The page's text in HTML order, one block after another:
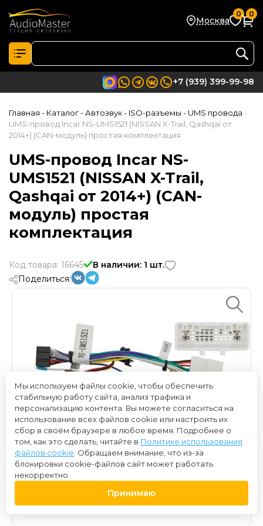
Москва
0 0
+7 (939) 399-99-98
Главная - Каталог- Автозвук- ISO-разъемы - UMS провода -
UMS-провод Incar NS-UMS1521 (NISSAN X-Trail, Qashqai от
2014+) (CAN-модуль) простая комплектация
UMS-провод Incar NS-
UMS1521 (NISSAN X-Trail,
Qashqai от 2014+) (CAN-
модуль) простая
комплектация
Код товара: 16645
В наличии: 1 шт.
Поделиться:
Мы используем файлы cookie, чтобы обеспечить
стабильную работу сайта, анализ трафика и
персонализацию контента. Вы можете согласиться на
использование всех файлов cookie или настроить их
сбор в своём браузере в любое время. Подробнее о
том, как это сделать, читайте в Политике использования
файлов cookie . Обращаем внимание, что из-за
блокировки cookie-файлов сайт может работать
некорректно.
Принимаю